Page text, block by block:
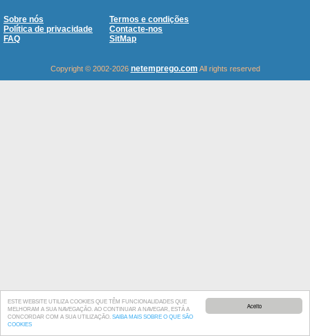
Aceito
ESTE WEBSITE UTILIZA COOKIES QUE TÊM FUNCIONALIDADES QUE
MELHORAM A SUA NAVEGAÇÃO. AO CONTINUAR A NAVEGAR, ESTÁ A
CONCORDAR COM A SUA UTILIZAÇÃO. SAIBA MAIS SOBRE O QUE SÃO
COOKIES
Sobre nós
Termos e condições
Política de privacidade
Contacte-nos
FAQ
SitMap
Copyright © 2002-2026 netemprego.com All rights reserved